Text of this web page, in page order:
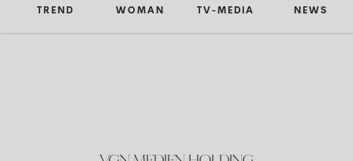
TREND WOMAN TV-MEDIA NEWS